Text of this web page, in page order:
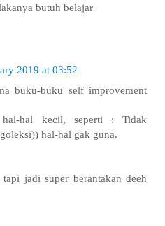
butuh belajar
2019 at 03:52
buku-buku self improvement
hal kecil, seperti : Tidak
hal-hal gak guna.
jadi super berantakan deeh